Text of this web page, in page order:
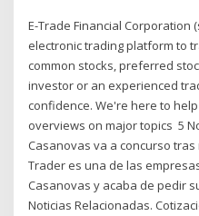
E-Trade Financial Corporation
electronic trading platform to
common stocks, preferred
investor or an experienced
confidence. We're here to
overviews on major topics 5
Casanovas va a concurso
Trader es una de las
Casanovas y acaba de pedir
Noticias Relacionadas.